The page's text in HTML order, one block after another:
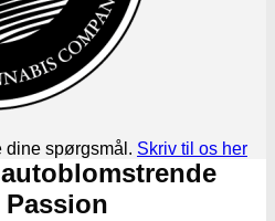
dine spørgsmål. Skriv til os her